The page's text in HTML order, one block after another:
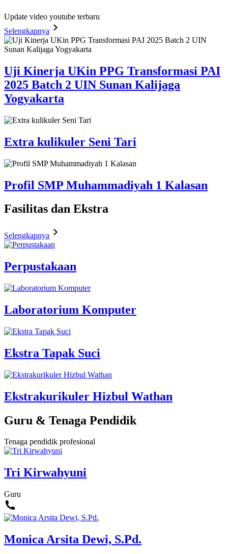
Update video youtube terbaru
Selengkapnya
Uji Kinerja UKin PPG Transformasi PAI
2025 Batch 2 UIN Sunan Kalijaga
Yogyakarta
Extra kulikuler Seni Tari
Profil SMP Muhammadiyah 1 Kalasan
Fasilitas dan Ekstra
Selengkapnya
Perpustakaan
Laboratorium Komputer
Ekstra Tapak Suci
Ekstrakurikuler Hizbul Wathan
Guru & Tenaga Pendidik
Tenaga pendidik profesional
Tri Kirwahyuni
Guru
Monica Arsita Dewi, S.Pd.